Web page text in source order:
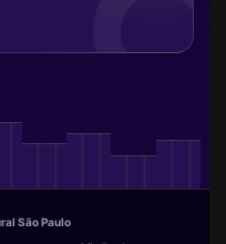
São Paulo